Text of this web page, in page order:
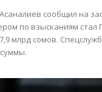
сообщил на
по взысканиям стал
млрд сомов.